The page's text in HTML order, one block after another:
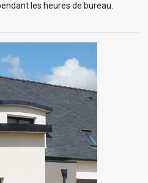
les heures de bureau.